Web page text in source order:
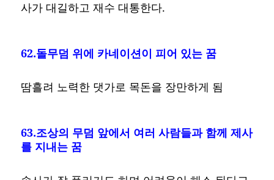
사가 대길하고 재수 대통한다.
62.돌무덤 위에 카네이션이 피어 있는 꿈
땀흘려 노력한 댓가로 목돈을 장만하게 됨
63.조상의 무덤 앞에서 여러 사람들과 함께 제사
를 지내는 꿈